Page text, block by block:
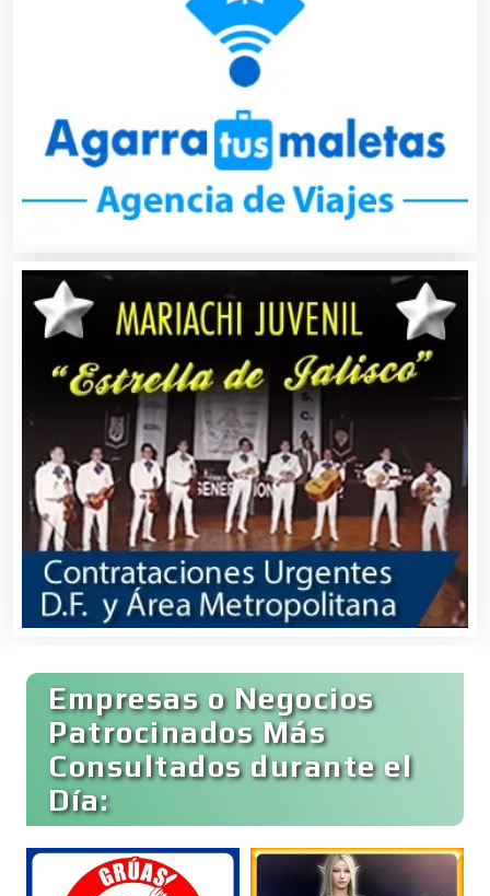
Automatización
Automóviles Nuevos y Usados
Autopartes Eléctricas
Avaluos
Balnearios
Bancos
Banquetes
Bares y Cantinas
Basculas
Bebidas
Belleza
Empresas o Negocios
Patrocinados Más
Consultados durante el
Día: